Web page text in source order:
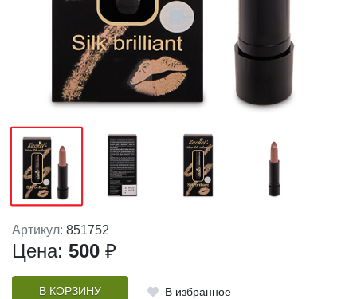
Артикул: 851752
Цена: 500 ₽
В КОРЗИНУ В избранное